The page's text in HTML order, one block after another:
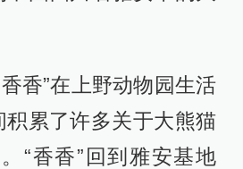
香”在上野动物园生活
积累了许多关于大熊猫
“香香”回到雅安基地